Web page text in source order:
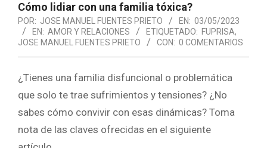
Cómo lidiar con una familia tóxica?
POR: JOSE MANUEL FUENTES PRIETO EN: 03/05/2023
EN: AMOR Y RELACIONES ETIQUETADO: FUPRISA,
JOSE MANUEL FUENTES PRIETO
CON: 0 COMENTARIOS
¿Tienes una familia disfuncional o problemática
que solo te trae sufrimientos y tensiones? ¿No
sabes cómo convivir con esas dinámicas? Toma
nota de las claves ofrecidas en el siguiente